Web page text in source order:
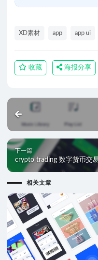
XD素材 app app ui
收藏 海报分享
下一篇
crypto trading 数字货币交
相关文章